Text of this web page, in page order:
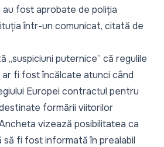
au fost aprobate de poliția
într-un comunicat, citată de
„suspiciuni puternice” că regulile
ar fi fost încălcate atunci când
Europei contractul pentru
formării viitorilor
vizează posibilitatea ca
să fi fost informată în prealabil